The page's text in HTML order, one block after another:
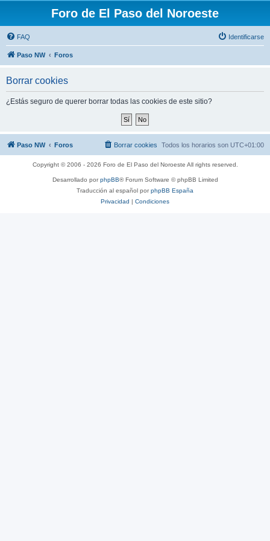
Foro de El Paso del Noroeste
FAQ Identificarse
Paso NW Foros
Borrar cookies
¿Estás seguro de querer borrar todas las cookies de este sitio?
Paso NW Foros Todos los horarios son UTC+01:00
Borrar cookies
Copyright © 2006 - 2026 Foro de El Paso del Noroeste All rights reserved.
Desarrollado porphpBB® Forum Software © phpBB Limited
Traducción al español porphpBB España
Privacidad | Condiciones